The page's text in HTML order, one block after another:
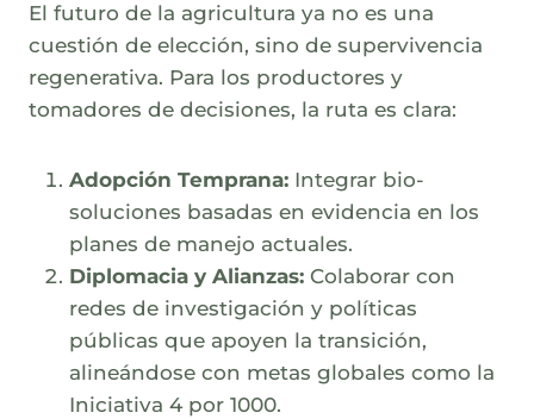
El futuro de la agricultura ya no es una
cuestión de elección, sino de supervivencia
regenerativa. Para los productores y
tomadores de decisiones, la ruta es clara:
Adopción Temprana: Integrar bio-
soluciones basadas en evidencia en los
planes de manejo actuales.
Diplomacia y Alianzas: Colaborar con
redes de investigación y políticas
públicas que apoyen la transición,
alineándose con metas globales como la
Iniciativa 4 por 1000.